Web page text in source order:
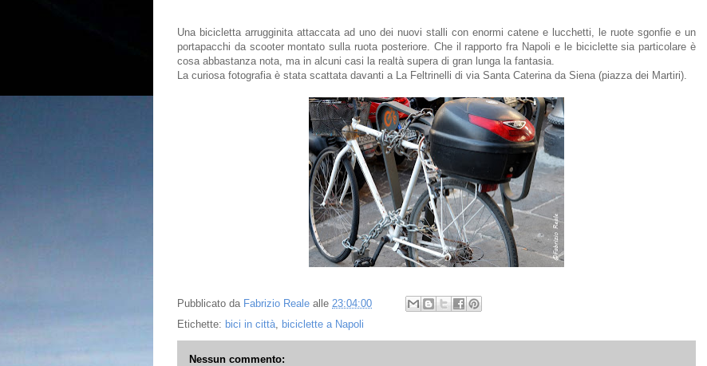
Una bicicletta arrugginita attaccata ad uno dei nuovi stalli con enormi catene e lucchetti, le ruote sgonfie e un
portapacchi da scooter montato sulla ruota posteriore. Che il rapporto fra Napoli e le biciclette sia particolare è
cosa abbastanza nota, ma in alcuni casi la realtà supera di gran lunga la fantasia.
La curiosa fotografia è stata scattata davanti a La Feltrinelli di via Santa Caterina da Siena (piazza dei Martiri).
Pubblicato da Fabrizio Reale alle 23:04:00
Etichette: bici in città, biciclette a Napoli
Nessun commento: